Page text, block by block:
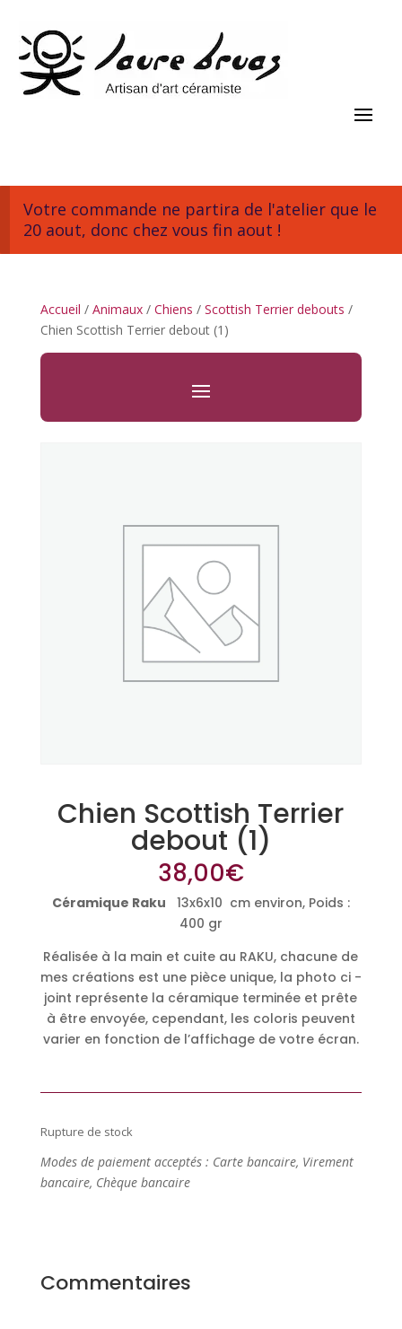
Votre commande ne partira de l'atelier que le
20 aout, donc chez vous fin aout !
Accueil / Animaux/ Chiens / Scottish Terrier debouts /
Chien Scottish Terrier debout (1)
Chien Scottish Terrier
debout (1)
38,00€
Céramique Raku 13x6x10 cm environ, Poids :
400 gr
Réalisée à la main et cuite au RAKU, chacune de
mes créations est une pièce unique, la photo ci -
joint représente la céramique terminée et prête
à être envoyée, cependant, les coloris peuvent
varier en fonction de l’affichage de votre écran.
Rupture de stock
Modes de paiement acceptés : Carte bancaire, Virement
bancaire, Chèque bancaire
Commentaires